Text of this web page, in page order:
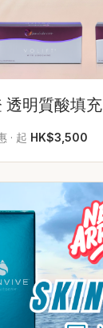
透明質酸填充
· 起 HK$3,500